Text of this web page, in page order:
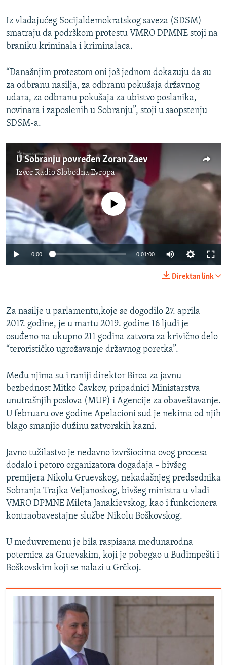
Iz vladajućeg Socijaldemokratskog saveza (SDSM)
smatraju da podrškom protestu VMRO DPMNE stoji na
braniku kriminala i kriminalaca.
“Današnjim protestom oni još jednom dokazuju da su
za odbranu nasilja, za odbranu pokušaja državnog
udara, za odbranu pokušaja za ubistvo poslanika,
novinara i zaposlenih u Sobranju”, stoji u saopstenju
SDSM-a.
U Sobranju povređen Zoran Zaev
IzvorRadio Slobodna Evropa
No media source currently available
0:00 0:01:00
Direktan link
Za nasilje u parlamentu,koje se dogodilo 27. aprila
2017. godine, je u martu 2019. godine 16 ljudi je
osuđeno na ukupno 211 godina zatvora za krivično delo
“terorističko ugrožavanje državnog poretka”.
Među njima su i raniji direktor Biroa za javnu
bezbednost Mitko Čavkov, pripadnici Ministarstva
unutrašnjih poslova (MUP) i Agencije za obaveštavanje.
U februaru ove godine Apelacioni sud je nekima od njih
blago smanjio dužinu zatvorskih kazni.
Javno tužilastvo je nedavno izvršiocima ovog procesa
dodalo i petoro organizatora događaja – bivšeg
premijera Nikolu Gruevskog, nekadašnjeg predsednika
Sobranja Trajka Veljanoskog, bivšeg ministra u vladi
VMRO DPMNE Mileta Janakievskog, kao i funkcionera
kontraobavestajne službe Nikolu Boškovskog.
U međuvremenu je bila raspisana međunarodna
poternica za Gruevskim, koji je pobegao u Budimpešti i
Boškovskim koji se nalazi u Grčkoj.